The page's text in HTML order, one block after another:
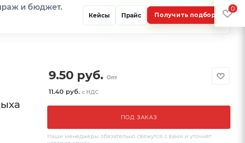
и бюджет.
Кейсы Прайс Получить подбор
9.50 руб. Опт
11.40 руб.с НДС
ПОД ЗАКАЗ
Наши менеджеры обязательно свяжутся с вами и уточнят
0